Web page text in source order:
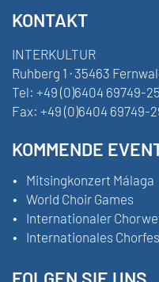
KONTAKT
INTERKULTUR
Ruhberg 1 · 35463
Tel: +49 (0)6404 69749-25
Fax: +49 (0)6404 69749-
KOMMENDE
Mitsingkonzert Málaga
World Choir Games
Internationaler
Internationales